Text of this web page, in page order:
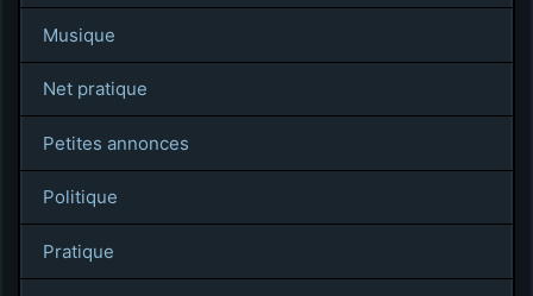
Musique
Net pratique
Petites annonces
Politique
Pratique